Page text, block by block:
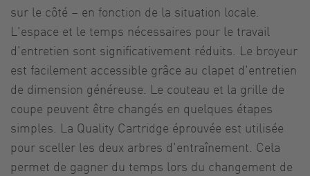
sur le côté – en fonction de la situation locale.
L'espace et le temps nécessaires pour le travail
d'entretien sont significativement réduits. Le broyeur
est facilement accessible grâce au clapet d'entretien
de dimension généreuse. Le couteau et la grille de
coupe peuvent être changés en quelques étapes
simples. La Quality Cartridge éprouvée est utilisée
pour sceller les deux arbres d'entraînement. Cela
permet de gagner du temps lors du changement de